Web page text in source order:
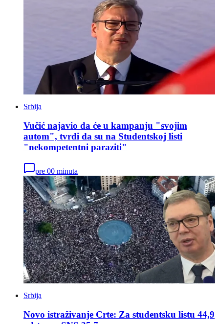
Srbija
Vučić najavio da će u kampanju "svojim
autom", tvrdi da su na Studentskoj listi
"nekompetentni paraziti"
pre 00 minuta
Srbija
Novo istraživanje Crte: Za studentsku listu 44,9